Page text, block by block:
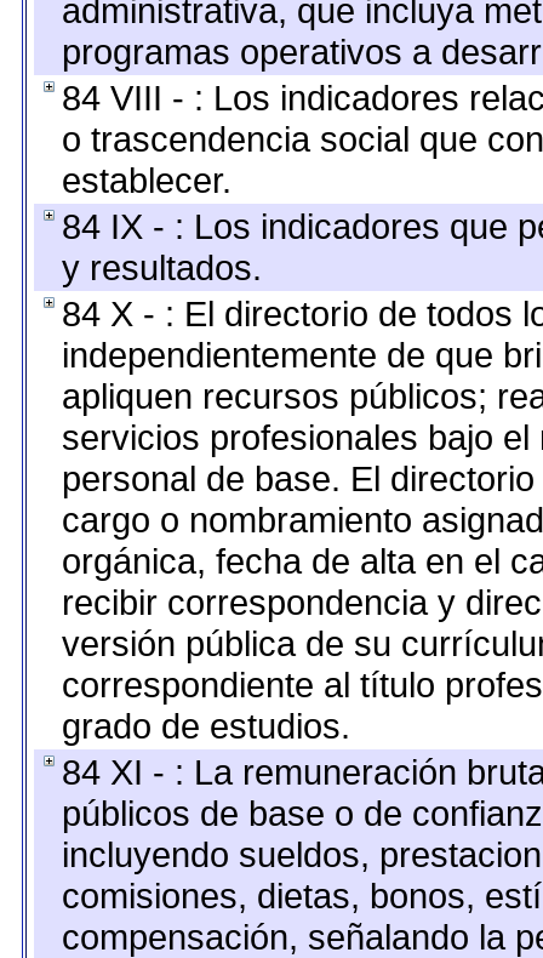
administrativa, que incluya
programas operativos a
84 VIII - : Los indicadores
o trascendencia social que
establecer.
84 IX - : Los indicadores que
y resultados.
84 X - : El directorio de todos
independientemente de que
apliquen recursos públicos;
servicios profesionales bajo
personal de base. El
cargo o nombramiento
orgánica, fecha de alta en el
recibir correspondencia y
versión pública de su
correspondiente al título
grado de estudios.
84 XI - : La remuneración
públicos de base o de
incluyendo sueldos,
comisiones, dietas, bonos,
compensación, señalando la